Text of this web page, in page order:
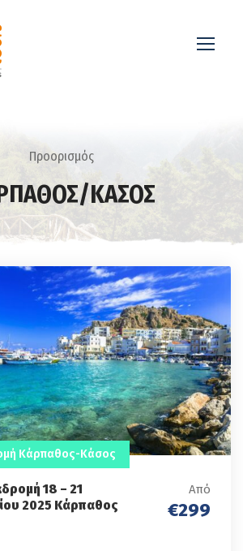
Προορισμός
ΚΑΣΟΣ
Κάρπαθος-Κάσος
18 – 21
2025 Κάρπαθος
Από
€299